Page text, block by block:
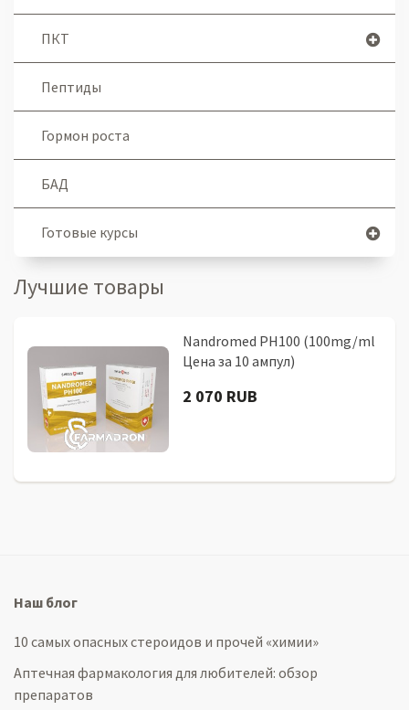
ПКТ
Пептиды
Гормон роста
БАД
Готовые курсы
Лучшие товары
Nandromed PH100 (100mg/ml
Цена за 10 ампул)
2 070 RUB
Наш блог
10 самых опасных стероидов и прочей «химии»
Аптечная фармакология для любителей: обзор
препаратов